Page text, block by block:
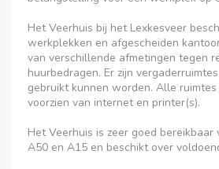
Het Veerhuis bij het Lexkesveer
werkplekken en afgescheiden
van verschillende afmetingen tegen
huurbedragen. Er zijn
gebruikt kunnen worden. Alle
voorzien van internet en printer(s).
Het Veerhuis is zeer goed bereikbaar
A50 en A15 en beschikt over